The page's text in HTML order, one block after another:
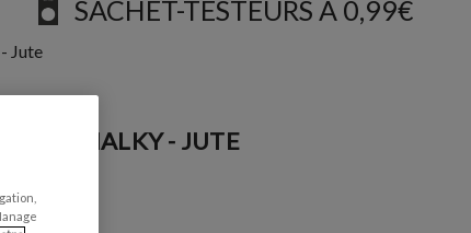
SACHET-TESTEURS À 0,99€
Jute
CHALKY - JUTE